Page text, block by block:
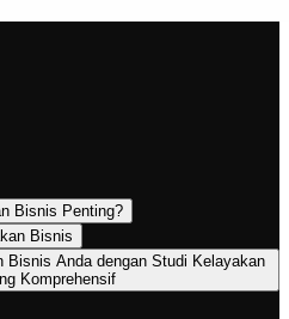
Bisnis Penting?
Bisnis
Bisnis Anda dengan Studi Kelayakan
Komprehensif